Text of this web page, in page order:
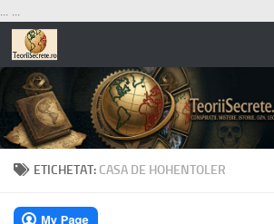
... ...
Skip to content
ETICHETAT: CASA DE HOHENTOLER